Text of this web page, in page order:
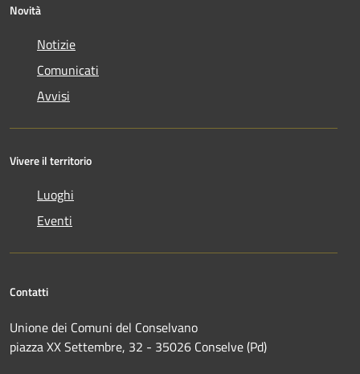
Novità
Notizie
Comunicati
Avvisi
Vivere il territorio
Luoghi
Eventi
Contatti
Unione dei Comuni del Conselvano
piazza XX Settembre, 32 - 35026 Conselve (Pd)